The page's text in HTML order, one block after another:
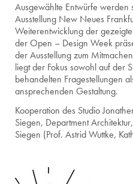
Ausgewählte Entwürfe
Ausstellung New Neues
Weiterentwicklung der
der Open – Design Week
der Ausstellung zum
liegt der Fokus sowohl auf der
behandelten Fragestellungen
ansprechenden Gestaltung.
Kooperation des Studio
Siegen, Department
Siegen (Prof. Astrid Wuttke,